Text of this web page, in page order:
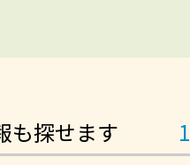
も探せます 1